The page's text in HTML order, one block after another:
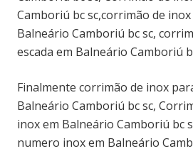
Camboriú bc sc,corrimão de
Balneário Camboriú bc sc,
escada em Balneário Camboriú
Finalmente corrimão de inox
Balneário Camboriú bc sc,
inox em Balneário Camboriú bc
numero inox em Balneário